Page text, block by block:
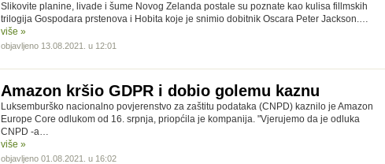
Slikovite planine, livade i šume Novog Zelanda postale su poznate kao kulisa fillmskih
trilogija Gospodara prstenova i Hobita koje je snimio dobitnik Oscara Peter Jackson.…
više »
objavljeno 13.08.2021. u 12:01
Amazon kršio GDPR i dobio golemu kaznu
Luksemburško nacionalno povjerenstvo za zaštitu podataka (CNPD) kaznilo je Amazon
Europe Core odlukom od 16. srpnja, priopćila je kompanija. "Vjerujemo da je odluka
CNPD -a…
više »
objavljeno 01.08.2021. u 16:02